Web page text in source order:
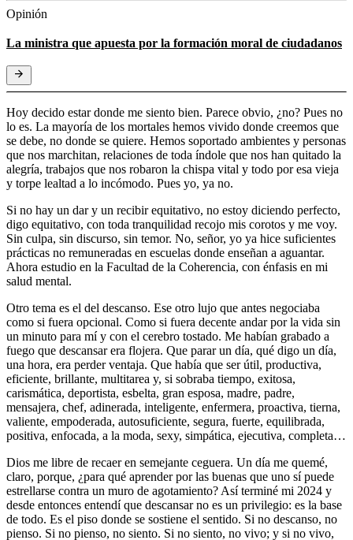
Opinión
La ministra que apuesta por la formación moral de ciudadanos
Hoy decido estar donde me siento bien. Parece obvio, ¿no? Pues no
lo es. La mayoría de los mortales hemos vivido donde creemos que
se debe, no donde se quiere. Hemos soportado ambientes y personas
que nos marchitan, relaciones de toda índole que nos han quitado la
alegría, trabajos que nos robaron la chispa vital y todo por esa vieja
y torpe lealtad a lo incómodo. Pues yo, ya no.
Si no hay un dar y un recibir equitativo, no estoy diciendo perfecto,
digo equitativo, con toda tranquilidad recojo mis corotos y me voy.
Sin culpa, sin discurso, sin temor. No, señor, yo ya hice suficientes
prácticas no remuneradas en escuelas donde enseñan a aguantar.
Ahora estudio en la Facultad de la Coherencia, con énfasis en mi
salud mental.
Otro tema es el del descanso. Ese otro lujo que antes negociaba
como si fuera opcional. Como si fuera decente andar por la vida sin
un minuto para mí y con el cerebro tostado. Me habían grabado a
fuego que descansar era flojera. Que parar un día, qué digo un día,
una hora, era perder ventaja. Que había que ser útil, productiva,
eficiente, brillante, multitarea y, si sobraba tiempo, exitosa,
carismática, deportista, esbelta, gran esposa, madre, padre,
mensajera, chef, adinerada, inteligente, enfermera, proactiva, tierna,
valiente, empoderada, autosuficiente, segura, fuerte, equilibrada,
positiva, enfocada, a la moda, sexy, simpática, ejecutiva, completa…
Dios me libre de recaer en semejante ceguera. Un día me quemé,
claro, porque, ¿para qué aprender por las buenas que uno sí puede
estrellarse contra un muro de agotamiento? Así terminé mi 2024 y
desde entonces entendí que descansar no es un privilegio: es la base
de todo. Es el piso donde se sostiene el sentido. Si no descanso, no
pienso. Si no pienso, no siento. Si no siento, no vivo; y si no vivo,